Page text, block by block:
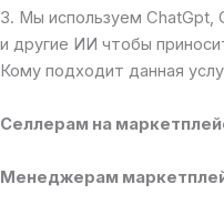
3. Мы используем ChatGpt,
и другие ИИ чтобы
Кому подходит данная
Селлерам на
Менеджерам